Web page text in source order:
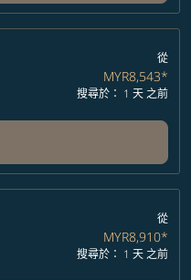
從
MYR8,543*
搜尋於： 1 天 之前
從
MYR8,910*
搜尋於： 1 天 之前